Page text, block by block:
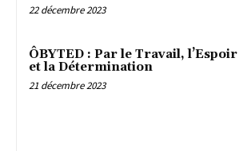
22 décembre 2023
ÔBYTED : Par le Travail, l’Espoir
et la Détermination
21 décembre 2023